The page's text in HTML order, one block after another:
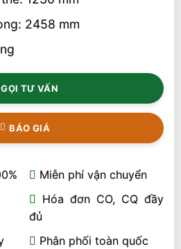
2458 mm
GỌI TƯ VẤN
BÁO GIÁ
Miễn phí vận chuyển
Hóa đơn CO, CQ đầy
đủ
Phân phối toàn quốc